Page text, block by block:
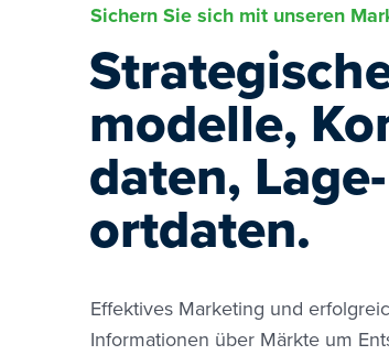
Sichern Sie sich mit unseren
mo­del­le,
da­ten,
ort­daten.
Effektives Marketing und
Informationen über Märkte um